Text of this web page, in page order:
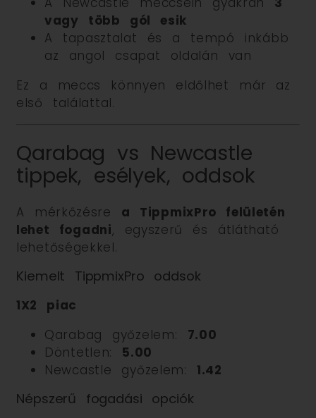
vagy több gól esik
A tapasztalat és a tempó inkább
az angol csapat oldalán van
Ez a meccs könnyen eldőlhet már az
első találattal.
Qarabag vs Newcastle
tippek, esélyek, oddsok
A mérkőzésre a TippmixPro felületén
lehet fogadni, egyszerű és átlátható
lehetőségekkel.
Kiemelt TippmixPro oddsok
1X2 piac
Qarabag győzelem: 7.00
Döntetlen: 5.00
Newcastle győzelem: 1.42
Népszerű fogadási opciók